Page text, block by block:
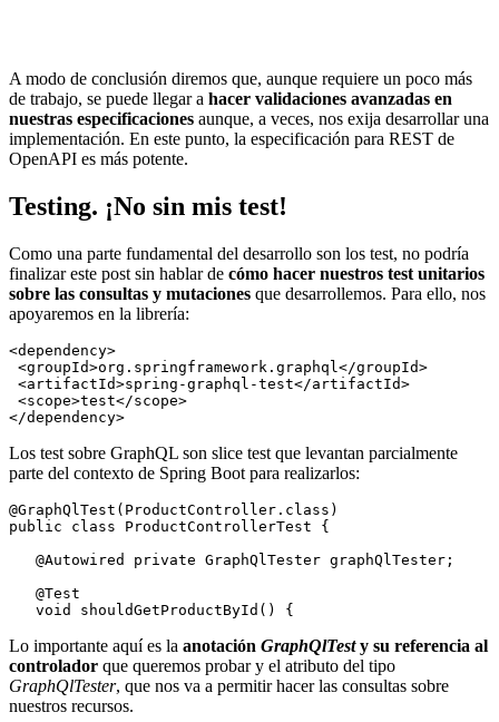
A modo de conclusión diremos que, aunque requiere un poco más
de trabajo, se puede llegar a hacer validaciones avanzadas en
nuestras especificaciones aunque, a veces, nos exija desarrollar una
implementación. En este punto, la especificación para REST de
OpenAPI es más potente.
Testing. ¡No sin mis test!
Como una parte fundamental del desarrollo son los test, no podría
finalizar este post sin hablar de cómo hacer nuestros test unitarios
sobre las consultas y mutaciones que desarrollemos. Para ello, nos
apoyaremos en la librería:
<dependency>
<groupId>org.springframework.graphql</groupId>
<artifactId>spring-graphql-test</artifactId>
<scope>test</scope>
Los test sobre GraphQL son slice test que levantan parcialmente
parte del contexto de Spring Boot para realizarlos:
@GraphQlTest(ProductController.class)
public class ProductControllerTest {
   @Autowired private GraphQlTester graphQlTester;
   @Test
Lo importante aquí es la anotación GraphQlTesty su referencia al
controlador que queremos probar y el atributo del tipo
GraphQlTester, que nos va a permitir hacer las consultas sobre
nuestros recursos.